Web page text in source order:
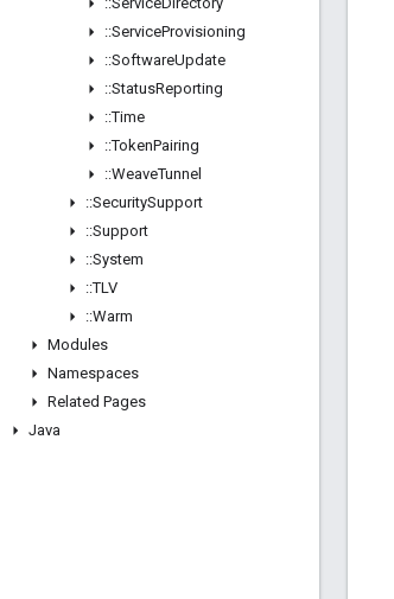
::ServiceProvisioning
::SoftwareUpdate
::StatusReporting
::Time
::TokenPairing
::WeaveTunnel
::SecuritySupport
::Support
::System
::TLV
::Warm
Modules
Namespaces
Related Pages
Java